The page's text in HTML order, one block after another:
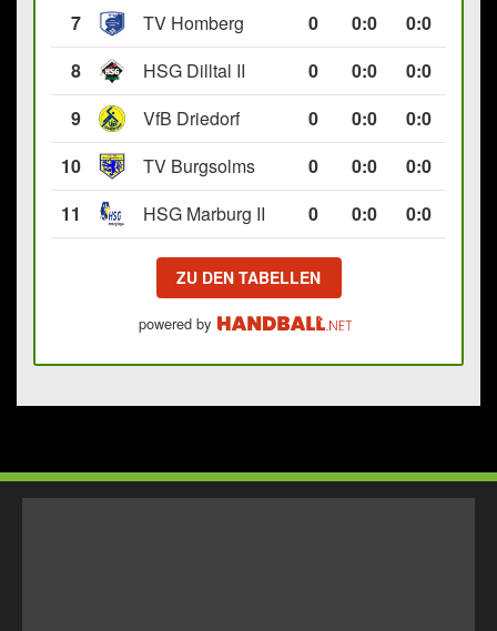
7
TV Homberg 0 0:0
0:0
8
HSG Dilltal II 0 0:0
0:0
9
VfB Driedorf 0 0:0
0:0
10
TV Burgsolms 0 0:0
0:0
11
HSG Marburg II 0 0:0 0:0
ZU DEN TABELLEN
powered by